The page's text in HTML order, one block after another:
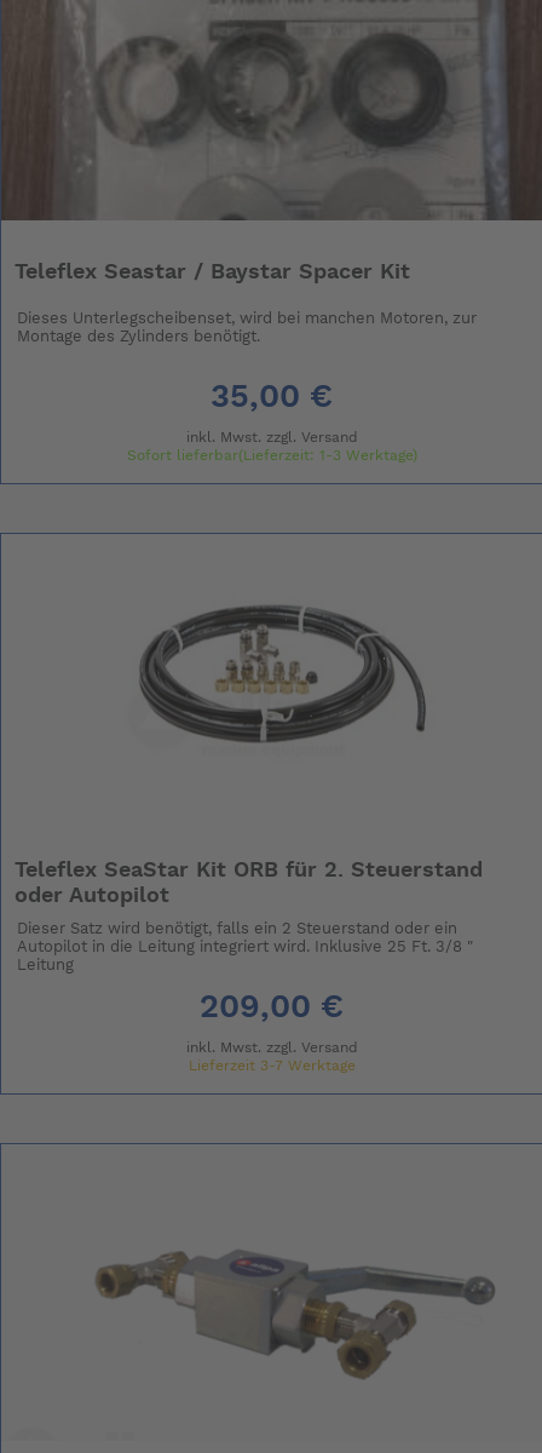
Teleflex Seastar / Baystar Spacer Kit
Dieses Unterlegscheibenset, wird bei manchen Motoren, zur
Montage des Zylinders benötigt.
35,00 €
inkl. Mwst. zzgl. Versand
Sofort lieferbar(Lieferzeit: 1-3 Werktage)
Teleflex SeaStar Kit ORB für 2. Steuerstand
oder Autopilot
Dieser Satz wird benötigt, falls ein 2 Steuerstand oder ein
Autopilot in die Leitung integriert wird. Inklusive 25 Ft. 3/8 "
Leitung
209,00 €
inkl. Mwst. zzgl. Versand
Lieferzeit 3-7 Werktage